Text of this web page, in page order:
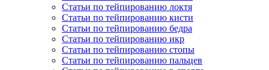
Статьи по тейпированию локтя
Статьи по тейпированию кисти
Статьи по тейпированию бедра
Статьи по тейпированию икр
Статьи по тейпированию стопы
Статьи по тейпированию пальцев